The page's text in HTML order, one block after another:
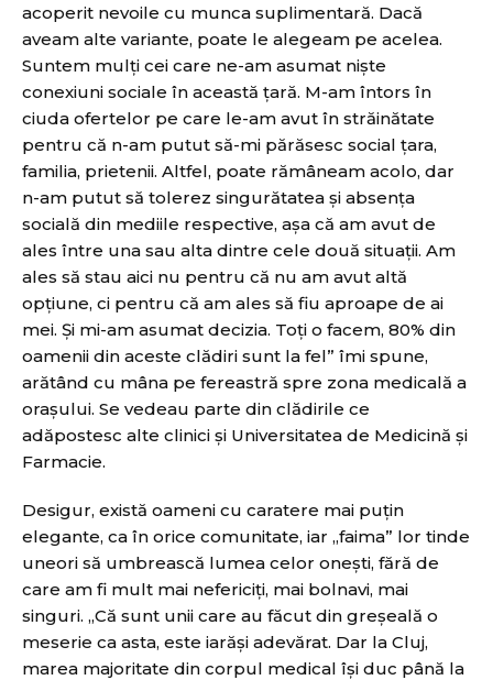
acoperit nevoile cu munca suplimentară. Dacă
aveam alte variante, poate le alegeam pe acelea.
Suntem mulţi cei care ne-am asumat nişte
conexiuni sociale în această ţară. M-am întors în
ciuda ofertelor pe care le-am avut în străinătate
pentru că n-am putut să-mi părăsesc social ţara,
familia, prietenii. Altfel, poate rămâneam acolo, dar
n-am putut să tolerez singurătatea şi absenţa
socială din mediile respective, aşa că am avut de
ales între una sau alta dintre cele două situaţii. Am
ales să stau aici nu pentru că nu am avut altă
opţiune, ci pentru că am ales să fiu aproape de ai
mei. Și mi-am asumat decizia. Toţi o facem, 80% din
oamenii din aceste clădiri sunt la fel” îmi spune,
arătând cu mâna pe fereastră spre zona medicală a
oraşului. Se vedeau parte din clădirile ce
adăpostesc alte clinici şi Universitatea de Medicină şi
Farmacie.
Desigur, există oameni cu caratere mai puţin
elegante, ca în orice comunitate, iar „faima” lor tinde
uneori să umbrească lumea celor oneşti, fără de
care am fi mult mai nefericiţi, mai bolnavi, mai
singuri. „Că sunt unii care au făcut din greşeală o
meserie ca asta, este iarăşi adevărat. Dar la Cluj,
marea majoritate din corpul medical îşi duc până la